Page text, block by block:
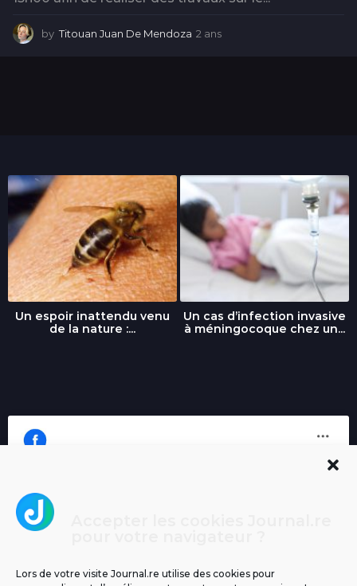
Lors de votre visite Journal.re utilise des cookies pour
by Titouan Juan De Mendoza 2 ans
Un espoir inattendu venu
de la nature :...
Un cas d’infection invasive
à méningocoque chez un...